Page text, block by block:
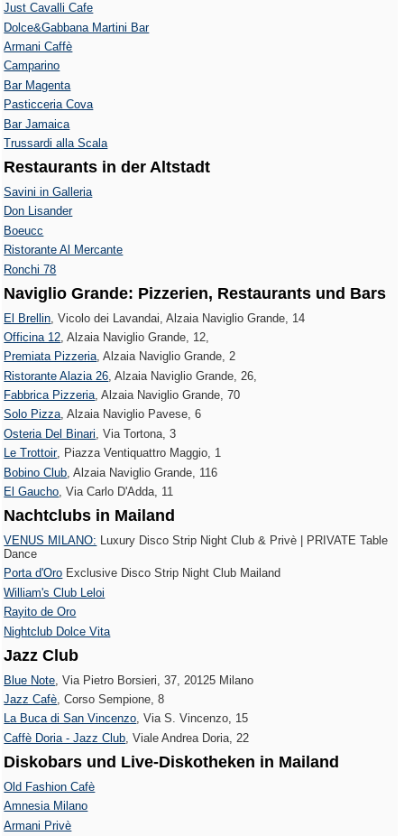
Just Cavalli Cafe
Dolce&Gabbana Martini Bar
Armani Caffè
Camparino
Bar Magenta
Pasticceria Cova
Bar Jamaica
Trussardi alla Scala
Restaurants in der Altstadt
Savini in Galleria
Don Lisander
Boeucc
Ristorante Al Mercante
Ronchi 78
Naviglio Grande: Pizzerien, Restaurants und Bars
El Brellin , Vicolo dei Lavandai, Alzaia Naviglio Grande, 14
Officina 12 , Alzaia Naviglio Grande, 12,
Premiata Pizzeria, Alzaia Naviglio Grande, 2
Ristorante Alazia 26 , Alzaia Naviglio Grande, 26,
Fabbrica Pizzeria, Alzaia Naviglio Grande, 70
Solo Pizza, Alzaia Naviglio Pavese, 6
Osteria Del Binari , Via Tortona, 3
Le Trottoir‎, Piazza Ventiquattro Maggio, 1
Bobino Club , Alzaia Naviglio Grande, 116
El Gaucho, Via Carlo D'Adda, 11
Nachtclubs in Mailand
VENUS MILANO: Luxury Disco Strip Night Club & Privè | PRIVATE Table
Dance
Porta d'Oro Exclusive Disco Strip Night Club Mailand
William's Club Leloi
Rayito de Oro
Nightclub Dolce Vita
Jazz Club
Blue Note , Via Pietro Borsieri, 37, 20125 Milano
Jazz Cafè , Corso Sempione, 8
La Buca di San Vincenzo, Via S. Vincenzo, 15
Caffè Doria - Jazz Club , Viale Andrea Doria, 22
Diskobars und Live-Diskotheken in Mailand
Old Fashion Cafè
Amnesia Milano
Armani Privè